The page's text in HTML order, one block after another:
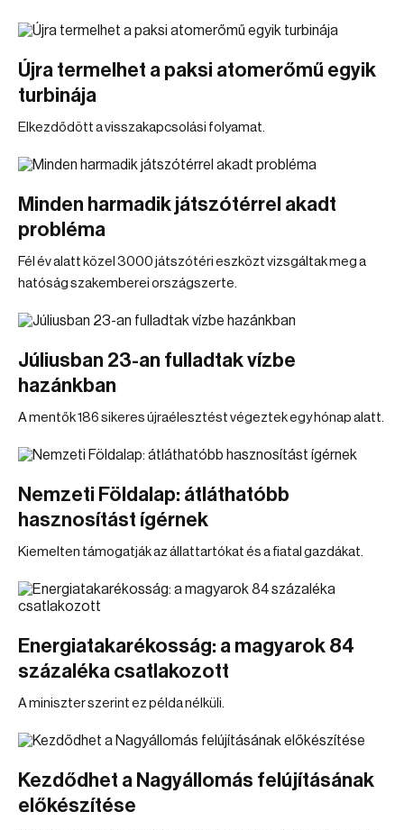
Újra termelhet a paksi atomerőmű egyik
turbinája
Elkezdődött a visszakapcsolási folyamat.
Minden harmadik játszótérrel akadt
probléma
Fél év alatt közel 3000 játszótéri eszközt vizsgáltak meg a
hatóság szakemberei országszerte.
Júliusban 23-an fulladtak vízbe
hazánkban
A mentők 186 sikeres újraélesztést végeztek egy hónap alatt.
Nemzeti Földalap: átláthatóbb
hasznosítást ígérnek
Kiemelten támogatják az állattartókat és a fiatal gazdákat.
Energiatakarékosság: a magyarok 84
százaléka csatlakozott
A miniszter szerint ez példa nélküli.
Kezdődhet a Nagyállomás felújításának
előkészítése